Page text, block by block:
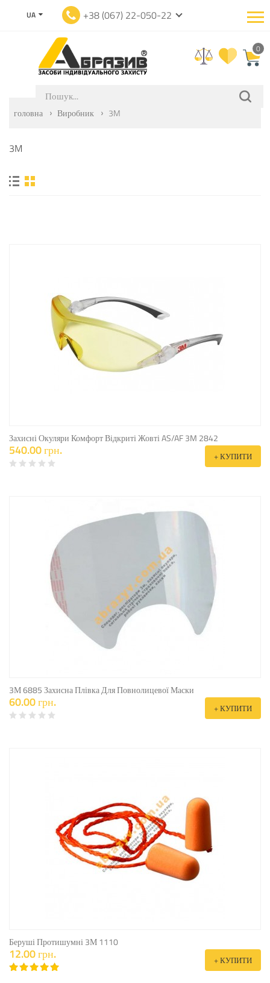
UA +38 (067) 22-050-22
0
головна Виробник 3M
3M
Захисні Окуляри Комфорт Відкриті Жовті AS/AF 3M 2842
540.00 грн. + КУПИТИ
3М 6885 Захисна Плівка Для Повнолицевої Маски
60.00 грн. + КУПИТИ
Беруші Протишумні 3М 1110
12.00 грн. + КУПИТИ